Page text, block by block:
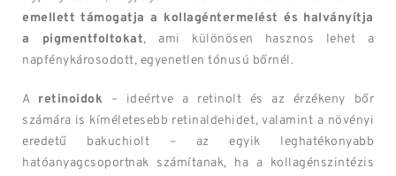
emellett támogatja a kollagéntermelést és halványítja
a pigmentfoltokat, ami különösen hasznos lehet a
napfénykárosodott, egyenetlen tónusú bőrnél.
A retinoidok – ideértve a retinolt és az érzékeny bőr
számára is kíméletesebb retinaldehidet, valamint a növényi
eredetű bakuchiolt – az egyik leghatékonyabb
hatóanyagcsoportnak számítanak, ha a kollagénszintézis